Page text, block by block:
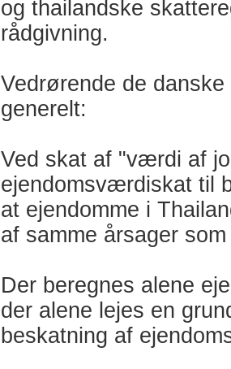
og thailandske
rådgivning.
Vedrørende de
generelt:
Ved skat af "værdi af
ejendomsværdiskat til
at ejendomme i
af samme årsager
Der beregnes alene
der alene lejes en
beskatning af